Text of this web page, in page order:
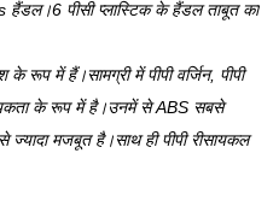
हैंडल।6 पीसी प्लास्टिक के हैंडल ताबूत का
रूप में हैं।सामग्री में पीपी वर्जिन, पीपी
के रूप में है।उनमें से ABS सबसे
मजबूत है।साथ ही पीपी रीसायकल